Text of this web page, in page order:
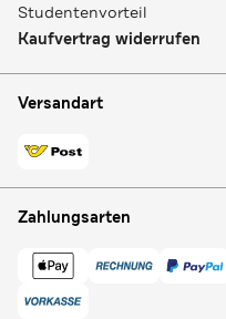
Studentenvorteil
Kaufvertrag widerrufen
Versandart
Zahlungsarten